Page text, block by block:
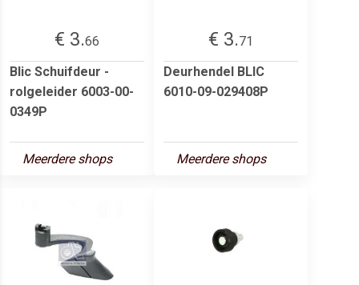
€ 3.66
Blic Schuifdeur -
rolgeleider 6003-00-
0349P
Meerdere shops
€ 3.71
Deurhendel BLIC
6010-09-029408P
Meerdere shops